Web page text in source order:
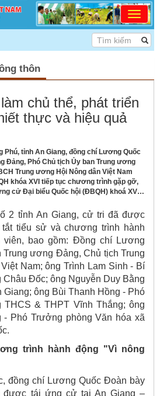
thôn
chủ thể, phát triển
thực và hiệu quả
Phú, tỉnh An Giang, đồng chí Lương Quốc
Đảng, Phó Chủ tịch Ủy ban Trung ương
Trung ương Hội Nông dân Việt Nam
khóa XVI tiếp tục chương trình gặp gỡ,
cử Đại biểu Quốc hội (ĐBQH) khoá XVI,
2 tỉnh An Giang, cử tri đã được
tiểu sử và chương trình hành
bao gồm: Đồng chí Lương
ương Đảng, Chủ tịch Trung
Nam; ông Trình Lam Sinh - Bí
Đốc; ông Nguyễn Duy Bằng
Giang; ông Bùi Thanh Hồng - Phó
& THPT Vĩnh Thắng; ông
- Phó Trưởng phòng Văn hóa xã
trình hành động "Vì nông
đồng chí Lương Quốc Đoàn bày
được tái ứng cử tại An Giang –